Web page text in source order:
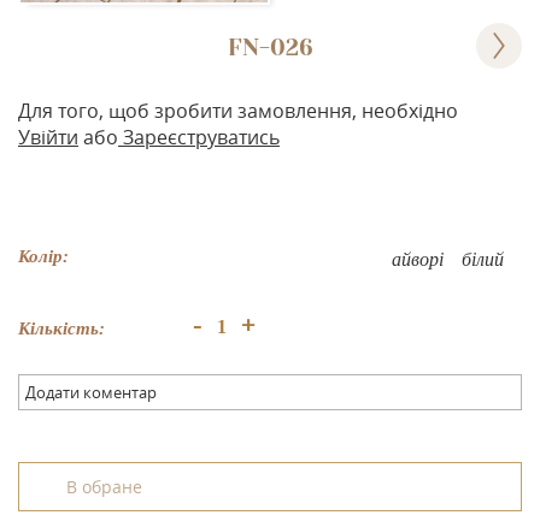
FN-026
Для того, щоб зробити замовлення, необхідно
Увійти або Зареєструватись
Колір: білий
айворі
Кількість: - +
Додати коментар
В обране